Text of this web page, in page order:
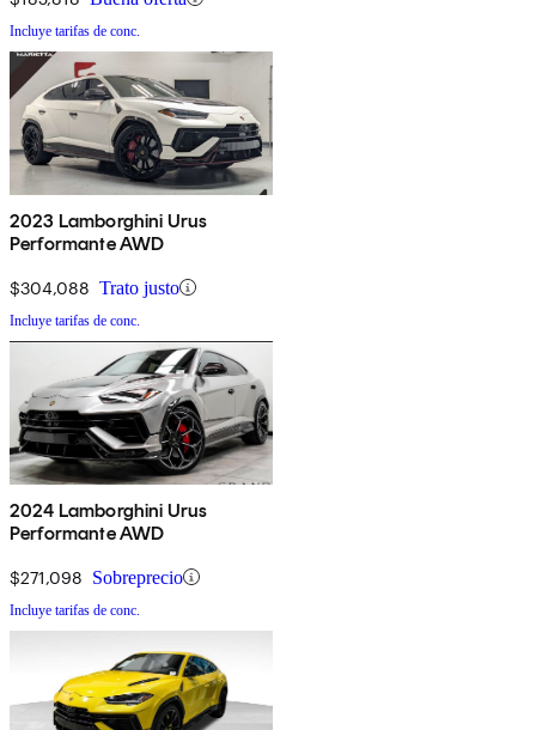
Incluye tarifas de conc.
2023 Lamborghini Urus
Performante AWD
$304,088 Trato justo
Incluye tarifas de conc.
2024 Lamborghini Urus
Performante AWD
$271,098 Sobreprecio
Incluye tarifas de conc.